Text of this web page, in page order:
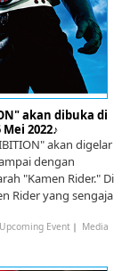
akan dibuka di
2022♪
akan digelar
dengan
"Kamen Rider." Di
Rider yang sengaja
Upcoming Event｜ Media